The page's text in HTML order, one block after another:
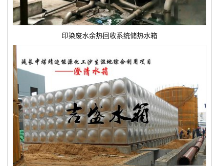
印染废水余热回收系统储热水箱